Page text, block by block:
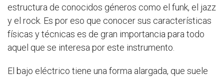
estructura de conocidos géneros como el funk, el jazz
y el rock. Es por eso que conocer sus características
físicas y técnicas es de gran importancia para todo
aquel que se interesa por este instrumento.
El bajo eléctrico tiene una forma alargada, que suele